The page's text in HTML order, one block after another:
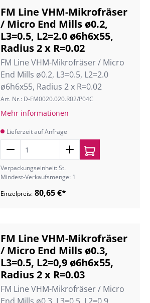
FM Line VHM-Mikrofräser
/ Micro End Mills ø0.2,
L3=0.5, L2=2.0 ø6h6x55,
Radius 2 x R=0.02
FM Line VHM-Mikrofräser / Micro
End Mills ø0.2, L3=0.5, L2=2.0
ø6h6x55, Radius 2 x R=0.02
Art. Nr.: D-FM0020.020.R02/P04C
Mehr informationen
Lieferzeit auf Anfrage
Verpackungseinheit: St.
Mindest-Verkaufsmenge: 1
Einzelpreis: 80,65 €*
FM Line VHM-Mikrofräser
/ Micro End Mills ø0.3,
L3=0.5, L2=0,9 ø6h6x55,
Radius 2 x R=0.03
FM Line VHM-Mikrofräser / Micro